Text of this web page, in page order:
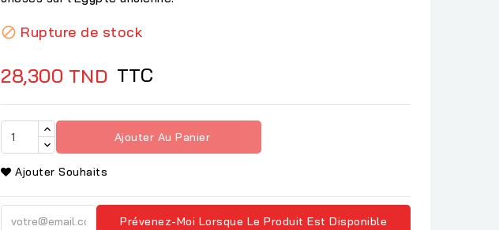
 Rupture de stock
28,300 TND TTC
Ajouter Au Panier
Ajouter Souhaits
Prévenez-Moi Lorsque Le Produit Est Disponible